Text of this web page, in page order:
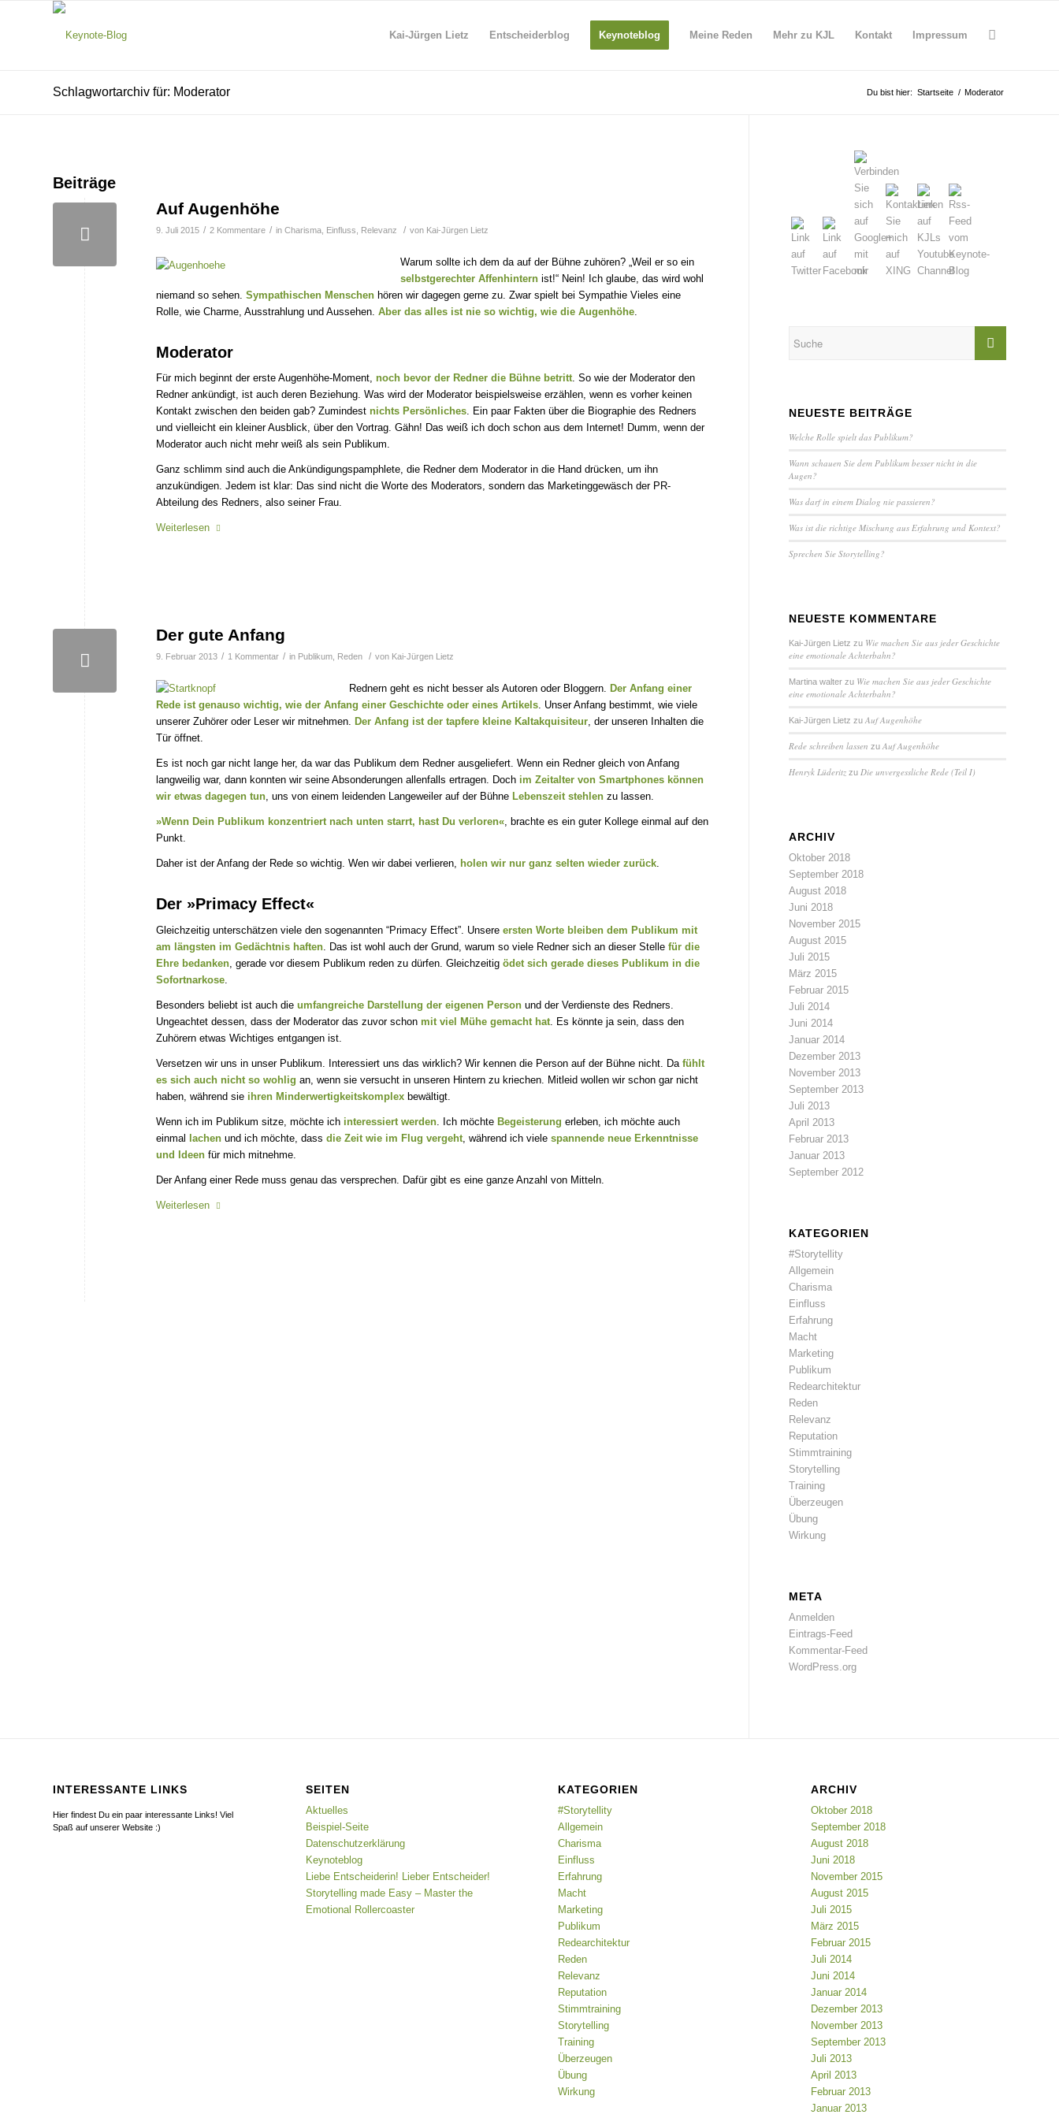
Kai-Jürgen Lietz Entscheiderblog Keynoteblog Meine Reden Mehr zu KJL Kontakt Impressum
Schlagwortarchiv für: Moderator Du bist hier: Startseite / Moderator
Beiträge
Auf Augenhöhe
9. Juli 2015 / 2 Kommentare / in Charisma Einfluss Relevanz / von Kai-Jürgen Lietz
Warum sollte ich dem da auf der Bühne zuhören? „Weil er so ein
selbstgerechter Affenhintern ist!“ Nein! Ich glaube, das wird wohl
niemand so sehen. Sympathischen Menschen hören wir dagegen gerne zu. Zwar spielt bei Sympathie Vieles eine
Rolle, wie Charme, Ausstrahlung und Aussehen. Aber das alles ist nie so wichtig, wie die Augenhöhe.
Moderator
Für mich beginnt der erste Augenhöhe-Moment, noch bevor der Redner die Bühne betritt. So wie der Moderator den
Redner ankündigt, ist auch deren Beziehung. Was wird der Moderator beispielsweise erzählen, wenn es vorher keinen
Kontakt zwischen den beiden gab? Zumindest nichts Persönliches. Ein paar Fakten über die Biographie des Redners
und vielleicht ein kleiner Ausblick, über den Vortrag. Gähn! Das weiß ich doch schon aus dem Internet! Dumm, wenn der
Moderator auch nicht mehr weiß als sein Publikum.
Ganz schlimm sind auch die Ankündigungspamphlete, die Redner dem Moderator in die Hand drücken, um ihn
anzukündigen. Jedem ist klar: Das sind nicht die Worte des Moderators, sondern das Marketinggewäsch der PR-
Abteilung des Redners, also seiner Frau.
Weiterlesen
Der gute Anfang
9. Februar 2013 / 1 Kommentar / in Publikum Reden / von Kai-Jürgen Lietz
Rednern geht es nicht besser als Autoren oder Bloggern. Der Anfang einer
Rede ist genauso wichtig, wie der Anfang einer Geschichte oder eines Artikels. Unser Anfang bestimmt, wie viele
unserer Zuhörer oder Leser wir mitnehmen. Der Anfang ist der tapfere kleine Kaltakquisiteur, der unseren Inhalten die
Tür öffnet.
Es ist noch gar nicht lange her, da war das Publikum dem Redner ausgeliefert. Wenn ein Redner gleich von Anfang
langweilig war, dann konnten wir seine Absonderungen allenfalls ertragen. Doch im Zeitalter von Smartphones können
wir etwas dagegen tun, uns von einem leidenden Langeweiler auf der Bühne Lebenszeit stehlen zu lassen.
»Wenn Dein Publikum konzentriert nach unten starrt, hast Du verloren«, brachte es ein guter Kollege einmal auf den
Punkt.
Daher ist der Anfang der Rede so wichtig. Wen wir dabei verlieren, holen wir nur ganz selten wieder zurück.
Der »Primacy Effect«
Gleichzeitig unterschätzen viele den sogenannten “Primacy Effect”. Unsere ersten Worte bleiben dem Publikum mit
am längsten im Gedächtnis haften . Das ist wohl auch der Grund, warum so viele Redner sich an dieser Stelle für die
Ehre bedanken , gerade vor diesem Publikum reden zu dürfen. Gleichzeitig ödet sich gerade dieses Publikum in die
Sofortnarkose
Besonders beliebt ist auch die umfangreiche Darstellung der eigenen Person und der Verdienste des Redners.
Ungeachtet dessen, dass der Moderator das zuvor schon mit viel Mühe gemacht hat . Es könnte ja sein, dass den
Zuhörern etwas Wichtiges entgangen ist.
Versetzen wir uns in unser Publikum. Interessiert uns das wirklich? Wir kennen die Person auf der Bühne nicht. Da fühlt
es sich auch nicht so wohlig an, wenn sie versucht in unseren Hintern zu kriechen. Mitleid wollen wir schon gar nicht
haben, während sie ihren Minderwertigkeitskomplex bewältigt.
Wenn ich im Publikum sitze, möchte ich interessiert werden . Ich möchte Begeisterung erleben, ich möchte auch
einmal lachen und ich möchte, dass die Zeit wie im Flug vergeht , während ich viele spannende neue Erkenntnisse
und Ideen für mich mitnehme.
Der Anfang einer Rede muss genau das versprechen. Dafür gibt es eine ganze Anzahl von Mitteln.
Weiterlesen
NEUESTE BEITRÄGE
Welche Rolle spielt das Publikum?
Wann schauen Sie dem Publikum besser nicht in die
Augen?
Was darf in einem Dialog nie passieren?
Was ist die richtige Mischung aus Erfahrung und Kontext?
Sprechen Sie Storytelling?
NEUESTE KOMMENTARE
Kai-Jürgen Lietz zu Wie machen Sie aus jeder Geschichte
eine emotionale Achterbahn?
Martina walter zu Wie machen Sie aus jeder Geschichte
eine emotionale Achterbahn?
Kai-Jürgen Lietz zuAuf Augenhöhe
Rede schreiben lassen zuAuf Augenhöhe
Henryk Lüderitz zu Die unvergessliche Rede (Teil I)
ARCHIV
Oktober 2018
September 2018
August 2018
Juni 2018
November 2015
August 2015
Juli 2015
März 2015
Februar 2015
Juli 2014
Juni 2014
Januar 2014
Dezember 2013
November 2013
September 2013
Juli 2013
April 2013
Februar 2013
Januar 2013
September 2012
KATEGORIEN
#Storytellity
Allgemein
Charisma
Einfluss
Erfahrung
Macht
Marketing
Publikum
Redearchitektur
Reden
Relevanz
Reputation
Stimmtraining
Storytelling
Training
Überzeugen
Übung
Wirkung
META
Anmelden
Eintrags-Feed
Kommentar-Feed
WordPress.org
INTERESSANTE LINKS
Hier findest Du ein paar interessante Links! Viel
Spaß auf unserer Website :)
SEITEN
Aktuelles
Beispiel-Seite
Datenschutzerklärung
Keynoteblog
Liebe Entscheiderin! Lieber Entscheider!
Storytelling made Easy – Master the
Emotional Rollercoaster
KATEGORIEN
#Storytellity
Allgemein
Charisma
Einfluss
Erfahrung
Macht
Marketing
Publikum
Redearchitektur
Reden
Relevanz
Reputation
Stimmtraining
Storytelling
Training
Überzeugen
Übung
Wirkung
ARCHIV
Oktober 2018
September 2018
August 2018
Juni 2018
November 2015
August 2015
Juli 2015
März 2015
Februar 2015
Juli 2014
Juni 2014
Januar 2014
Dezember 2013
November 2013
September 2013
Juli 2013
April 2013
Februar 2013
Januar 2013